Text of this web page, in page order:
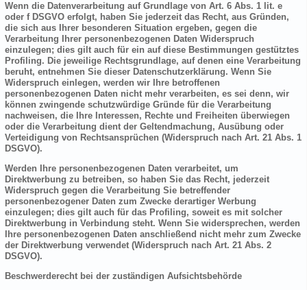
Wenn die Datenverarbeitung auf Grundlage von Art. 6 Abs. 1 lit. e
oder f DSGVO erfolgt, haben Sie jederzeit das Recht, aus Gründen,
die sich aus Ihrer besonderen Situation ergeben, gegen die
Verarbeitung Ihrer personenbezogenen Daten Widerspruch
einzulegen; dies gilt auch für ein auf diese Bestimmungen gestütztes
Profiling. Die jeweilige Rechtsgrundlage, auf denen eine Verarbeitung
beruht, entnehmen Sie dieser Datenschutzerklärung. Wenn Sie
Widerspruch einlegen, werden wir Ihre betroffenen
personenbezogenen Daten nicht mehr verarbeiten, es sei denn, wir
können zwingende schutzwürdige Gründe für die Verarbeitung
nachweisen, die Ihre Interessen, Rechte und Freiheiten überwiegen
oder die Verarbeitung dient der Geltendmachung, Ausübung oder
Verteidigung von Rechtsansprüchen (Widerspruch nach Art. 21 Abs. 1
DSGVO).
Werden Ihre personenbezogenen Daten verarbeitet, um
Direktwerbung zu betreiben, so haben Sie das Recht, jederzeit
Widerspruch gegen die Verarbeitung Sie betreffender
personenbezogener Daten zum Zwecke derartiger Werbung
einzulegen; dies gilt auch für das Profiling, soweit es mit solcher
Direktwerbung in Verbindung steht. Wenn Sie widersprechen, werden
Ihre personenbezogenen Daten anschließend nicht mehr zum Zwecke
der Direktwerbung verwendet (Widerspruch nach Art. 21 Abs. 2
DSGVO).
Beschwerderecht bei der zuständigen Aufsichtsbehörde